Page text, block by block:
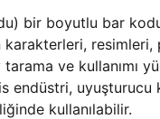
bir boyutlu bar
ve kullanımı
endüstri,
kullanılabilir.